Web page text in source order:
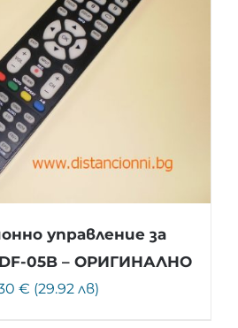
управление за
05B – ОРИГИНАЛНО
€ (29.92 лв)